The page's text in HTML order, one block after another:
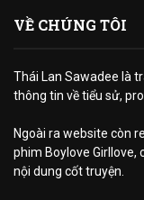
VỀ CHÚNG TÔI
Thái Lan Sawadee là
thông tin về tiểu sử,
Ngoài ra website còn
phim Boylove Girllove,
nội dung cốt truyện.